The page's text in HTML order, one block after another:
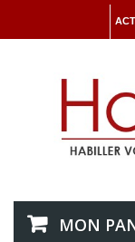
MON